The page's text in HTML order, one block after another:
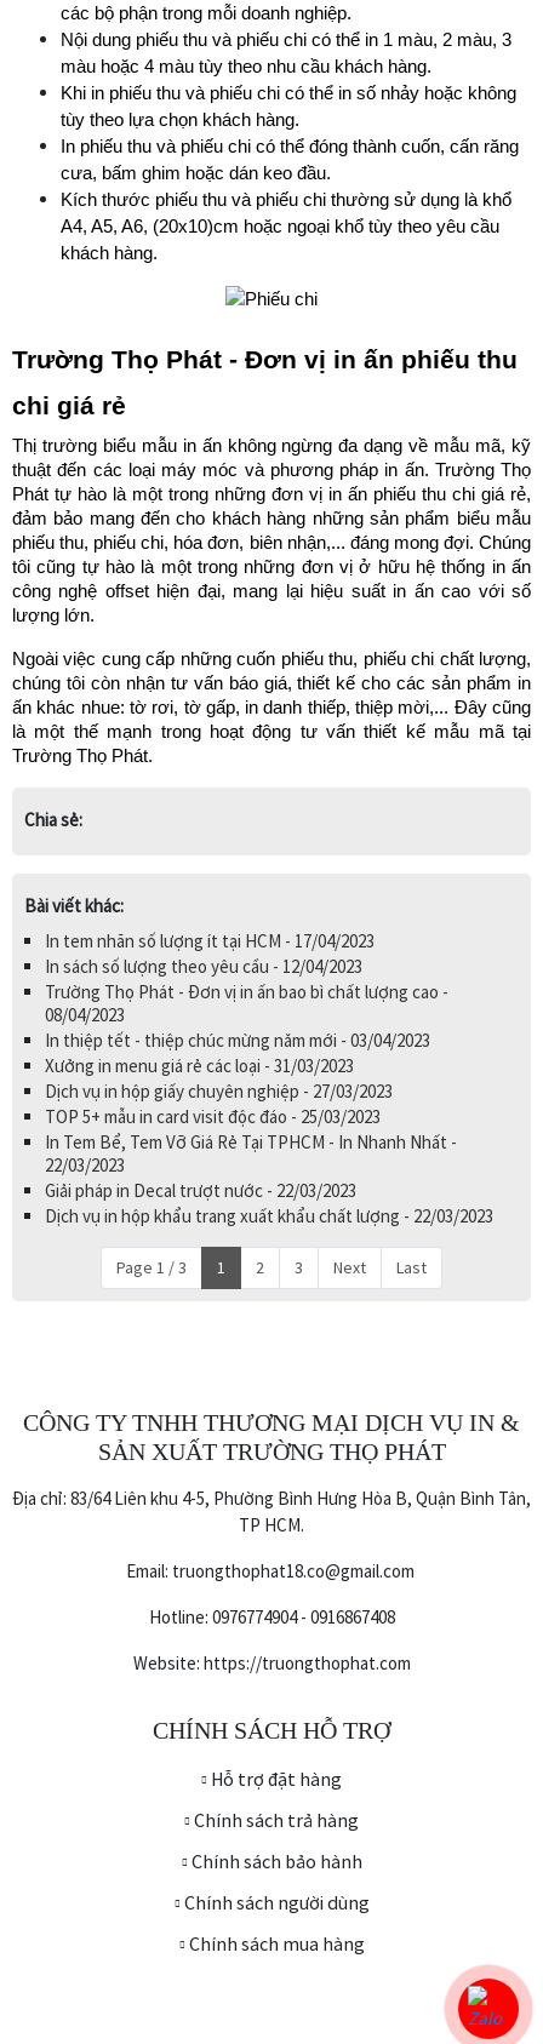
các bộ phận trong mỗi doanh nghiệp.
Nội dung phiếu thu và phiếu chi có thể in 1 màu, 2 màu, 3
màu hoặc 4 màu tùy theo nhu cầu khách hàng.
Khi in phiếu thu và phiếu chi có thể in số nhảy hoặc không
tùy theo lựa chọn khách hàng.
In phiếu thu và phiếu chi có thể đóng thành cuốn, cấn răng
cưa, bấm ghim hoặc dán keo đầu.
Kích thước phiếu thu và phiếu chi thường sử dụng là khổ
A4, A5, A6, (20x10)cm hoặc ngoại khổ tùy theo yêu cầu
khách hàng.
Trường Thọ Phát - Đơn vị in ấn phiếu thu
chi giá rẻ
Thị trường biểu mẫu in ấn không ngừng đa dạng về mẫu mã, kỹ
thuật đến các loại máy móc và phương pháp in ấn. Trường Thọ
Phát tự hào là một trong những đơn vị in ấn phiếu thu chi giá rẻ,
đảm bảo mang đến cho khách hàng những sản phẩm biểu mẫu
phiếu thu, phiếu chi, hóa đơn, biên nhận,... đáng mong đợi. Chúng
tôi cũng tự hào là một trong những đơn vị ở hữu hệ thống in ấn
công nghệ offset hiện đại, mang lại hiệu suất in ấn cao với số
lượng lớn.
Ngoài việc cung cấp những cuốn phiếu thu, phiếu chi chất lượng,
chúng tôi còn nhận tư vấn báo giá, thiết kế cho các sản phẩm in
ấn khác nhue: tờ rơi, tờ gấp, in danh thiếp, thiệp mời,... Đây cũng
là một thế mạnh trong hoạt động tư vấn thiết kế mẫu mã tại
Trường Thọ Phát.
Chia sẻ:
Bài viết khác:
In tem nhãn số lượng ít tại HCM - 17/04/2023
In sách số lượng theo yêu cầu - 12/04/2023
Trường Thọ Phát - Đơn vị in ấn bao bì chất lượng cao -
08/04/2023
In thiệp tết - thiệp chúc mừng năm mới - 03/04/2023
Xưởng in menu giá rẻ các loại - 31/03/2023
Dịch vụ in hộp giấy chuyên nghiệp - 27/03/2023
TOP 5+ mẫu in card visit độc đáo - 25/03/2023
In Tem Bể, Tem Vỡ Giá Rẻ Tại TPHCM - In Nhanh Nhất -
22/03/2023
Giải pháp in Decal trượt nước - 22/03/2023
Dịch vụ in hộp khẩu trang xuất khẩu chất lượng - 22/03/2023
Page 1 / 3 1 2 3 Next Last
CÔNG TY TNHH THƯƠNG MẠI DỊCH VỤ IN &
SẢN XUẤT TRƯỜNG THỌ PHÁT
Địa chỉ: 83/64 Liên khu 4-5, Phường Bình Hưng Hòa B, Quận Bình Tân,
TP HCM.
Email: truongthophat18.co@gmail.com
Hotline: 0976774904 - 0916867408
Website: https://truongthophat.com
CHÍNH SÁCH HỖ TRỢ
Hỗ trợ đặt hàng
Chính sách trả hàng
Chính sách bảo hành
Chính sách người dùng
Chính sách mua hàng